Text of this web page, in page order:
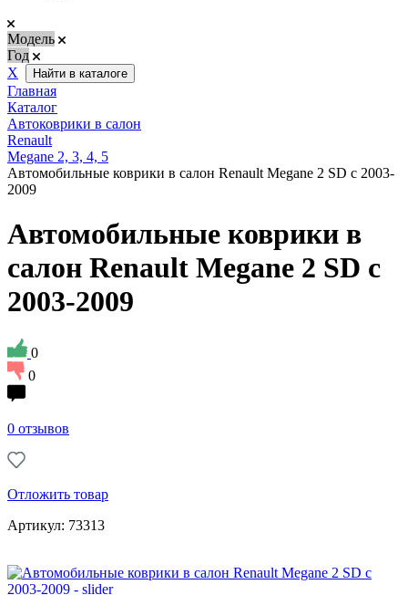
Модель
Год
Х
Найти в каталоге
Главная
Каталог
Автоковрики в салон
Renault
Megane 2, 3, 4, 5
Автомобильные коврики в салон Renault Megane 2 SD с 2003-
2009
Автомобильные коврики в
салон Renault Megane 2 SD с
2003-2009
0
0
0 отзывов
Отложить товар
Артикул: 73313